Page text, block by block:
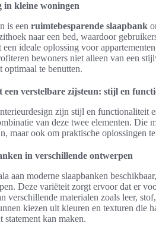
in kleine woningen
is een ruimtebesparende slaapbank
naar een bed, waardoor
een ideale oplossing voor
bewoners niet alleen van een
te benutten.
een verstelbare zijsteun: stijl en
zijn stijl en functionaliteit
van deze twee elementen. Die
maar ook om praktische oplossingen
in verschillende ontwerpen
aan moderne slaapbanken
Deze variëteit zorgt ervoor dat er
verschillende materialen zoals leer,
kiezen uit kleuren en texturen die
statement kan maken.